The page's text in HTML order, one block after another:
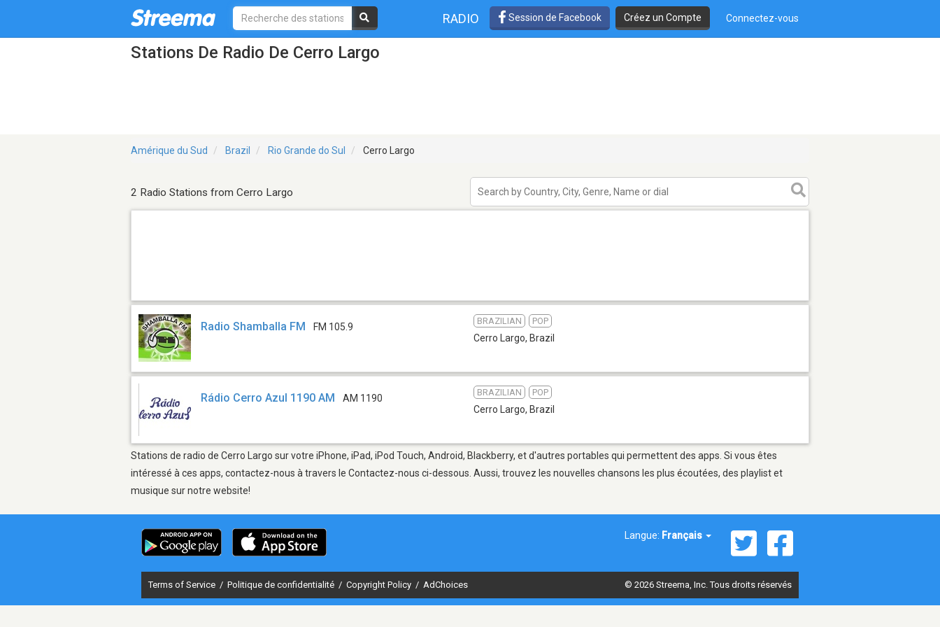
RADIO Session de Facebook Créez un Compte Connectez-vous
Stations De Radio De Cerro Largo
Amérique du Sud Brazil Rio Grande do Sul Cerro Largo
2 Radio Stations from Cerro Largo
Radio Shamballa FM FM 105.9
BRAZILIAN POP
Cerro Largo, Brazil
Rádio Cerro Azul 1190 AM AM 1190
BRAZILIAN POP
Cerro Largo, Brazil
Stations de radio de Cerro Largo sur votre iPhone, iPad, iPod Touch, Android, Blackberry, et d'autres portables qui permettent des apps. Si vous êtes
intéressé à ces apps, contactez-nous à travers le Contactez-nous ci-dessous. Aussi, trouvez les nouvelles chansons les plus écoutées, des playlist et
musique sur notre website!
Langue: Français
Terms of Service / Politique de confidentialité / Copyright Policy / AdChoices © 2026 Streema, Inc. Tous droits réservés